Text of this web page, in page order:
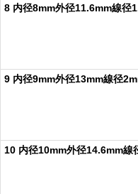
8 内径8mm外径11.6mm線径
9 内径9mm外径13mm線径
10 内径10mm外径14.6mm線